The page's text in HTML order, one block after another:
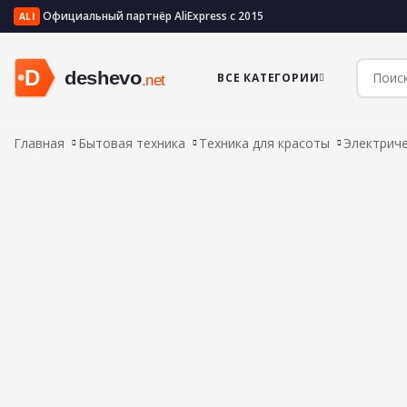
ALI Официальный партнёр AliExpress с 2015
ВСЕ КАТЕГОРИИ
Главная Бытовая техника Техника для красоты